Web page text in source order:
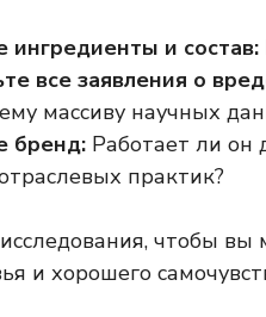
ингредиенты и состав:
все заявления о
массиву научных
бренд: Работает ли он
практик?
чтобы
и хорошего